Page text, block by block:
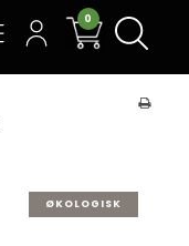
0
ØKOLOGISK